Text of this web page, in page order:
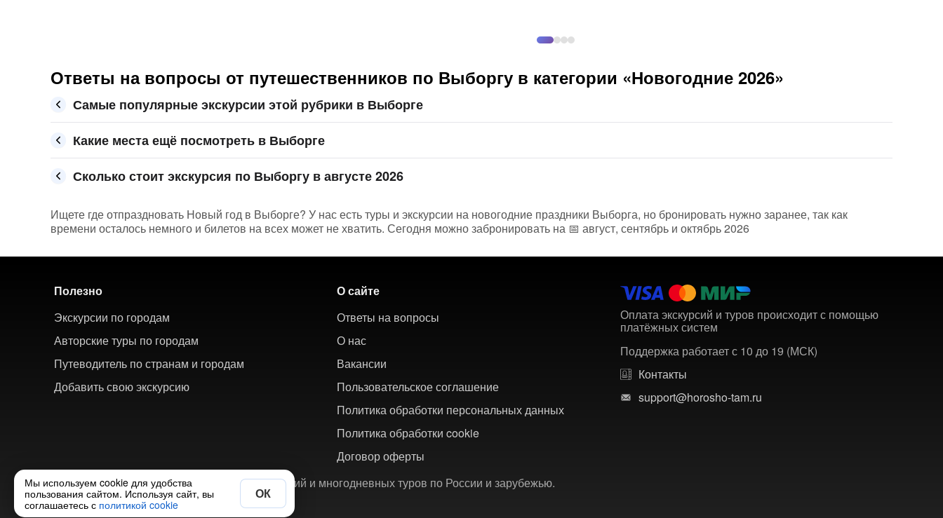
Ответы на вопросы от путешественников по Выборгу в категории «Новогодние 2026»
Самые популярные экскурсии этой рубрики в Выборге
Какие места ещё посмотреть в Выборге
Сколько стоит экскурсия по Выборгу в августе 2026
Ищете где отпраздновать Новый год в Выборге? У нас есть туры и экскурсии на новогодние праздники Выборга, но бронировать нужно заранее, так как
времени осталось немного и билетов на всех может не хватить. Сегодня можно забронировать на 📅 август, сентябрь и октябрь 2026
Полезно
Экскурсии по городам
Авторские туры по городам
Путеводитель по странам и городам
Добавить свою экскурсию
О сайте
Ответы на вопросы
О нас
Вакансии
Пользовательское соглашение
Политика обработки персональных данных
Политика обработки cookie
Договор оферты
Оплата экскурсий и туров происходит с помощью
платёжных систем
Поддержка работает с 10 до 19 (МСК)
Контакты
support@horosho-tam.ru
© 2018-2026 ХорошоТам — агрегатор экскурсий и многодневных туров по России и зарубежью.
Мы используем cookie для удобства
пользования сайтом. Используя сайт, вы
соглашаетесь с политикой cookie
ОК